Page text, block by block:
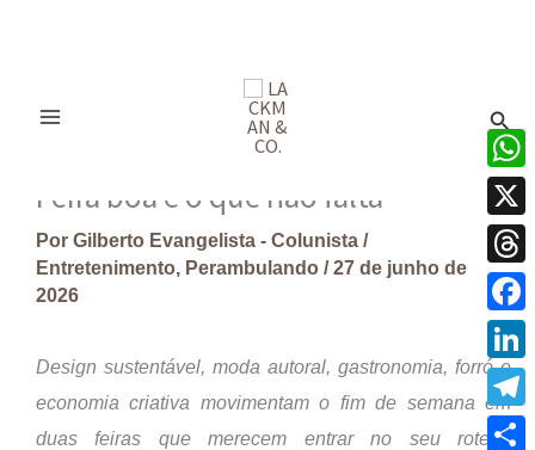
Feira boa é o que não falta
Por Gilberto Evangelista - Colunista /
Entretenimento, Perambulando /27 de junho de
2026
Design sustentável, moda autoral, gastronomia, forró e
economia criativa movimentam o fim de semana em
duas feiras que merecem entrar no seu roteiro
X